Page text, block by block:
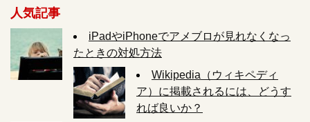
人気記事
iPadやiPhoneでアメブロが見れなくなっ
たときの対処方法
Wikipedia（ウィキペディ
ア）に掲載されるには、どうす
れば良いか？